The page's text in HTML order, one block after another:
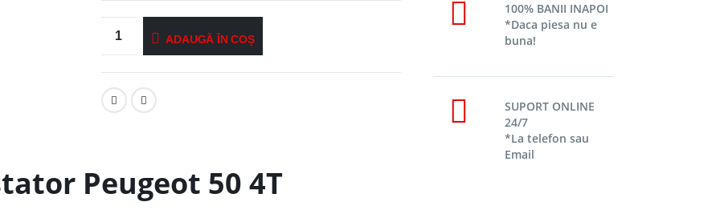
ADAUGĂ ÎN COȘ
Peugeot 50 4T
100% BANII INAPOI
*Daca piesa nu e
buna!
SUPORT ONLINE
24/7
*La telefon sau
Email